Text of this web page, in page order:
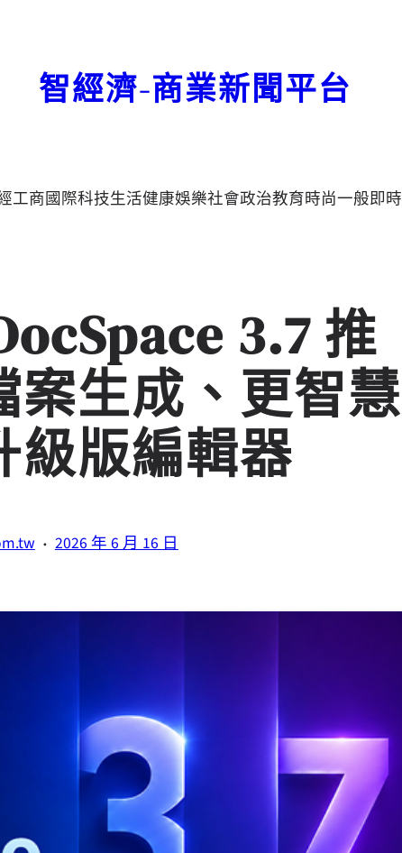
智經濟-商業新聞平台
工商國際科技生活健康娛樂社會政治教育時尚一般即時
3.7 推
案生成、更智慧
級版編輯器
· 2026 年 6 月 16 日